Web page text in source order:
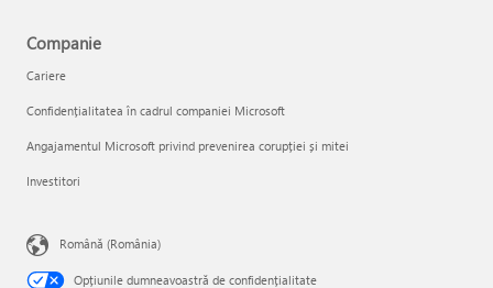
Companie
Cariere
Confidențialitatea în cadrul companiei Microsoft
Angajamentul Microsoft privind prevenirea corupției și mitei
Investitori
Română (România)
Opțiunile dumneavoastră de confidențialitate